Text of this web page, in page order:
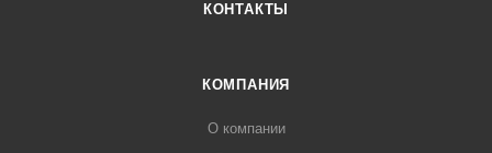
КОНТАКТЫ
КОМПАНИЯ
О компании